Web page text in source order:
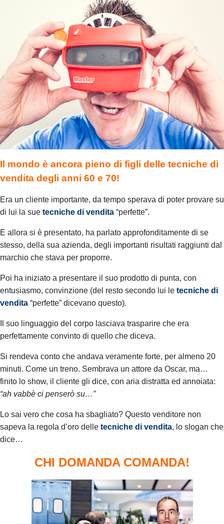
Il mondo è ancora pieno di figli delle tecniche di
vendita degli anni 60 e 70!
Era un cliente importante, da tempo sperava di poter provare su
di lui la sue tecniche di vendita “perfette”.
E allora si è presentato, ha parlato approfonditamente di se
stesso, della sua azienda, degli importanti risultati raggiunti dal
marchio che stava per proporre.
Poi ha iniziato a presentare il suo prodotto di punta, con
entusiasmo, convinzione (del resto secondo lui le tecniche di
vendita “perfette” dicevano questo).
Il suo linguaggio del corpo lasciava trasparire che era
perfettamente convinto di quello che diceva.
Si rendeva conto che andava veramente forte, per almeno 20
minuti. Come un treno. Sembrava un attore da Oscar, ma…
finito lo show, il cliente gli dice, con aria distratta ed annoiata:
“ah vabbè ci penserò su…”
Lo sai vero che cosa ha sbagliato? Questo venditore non
sapeva la regola d’oro delle tecniche di vendita, lo slogan che
dice…
CHI DOMANDA COMANDA!